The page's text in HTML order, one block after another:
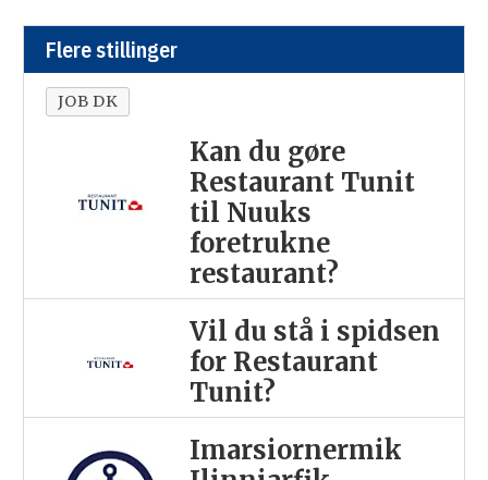
Flere stillinger
JOB DK
Kan du gøre
Restaurant Tunit
til Nuuks
foretrukne
restaurant?
Vil du stå i spidsen
for Restaurant
Tunit?
Imarsiornermik